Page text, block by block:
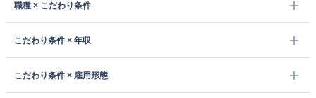
職種 × こだわり条件
こだわり条件 × 年収
こだわり条件 × 雇用形態